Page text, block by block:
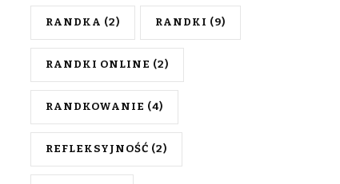
RANDKA (2) RANDKI (9)
RANDKI ONLINE (2)
RANDKOWANIE (4)
REFLEKSYJNOŚĆ (2)